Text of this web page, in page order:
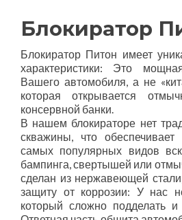
Блокиратор
Блокиратор Питон имеет
характеристики: Это
Вашего автомобиля, а не
которая открывается
консервной банки.
В нашем блокираторе нет
скважины, что
самых популярных видов
бампинга, свертышей или
сделан из нержавеющей
защиту от коррозии: У нас
который сложно подделать